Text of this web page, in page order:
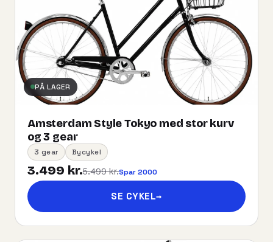
PÅ LAGER
Amsterdam Style Tokyo med stor kurv
og 3 gear
3 gear Bycykel
3.499 kr.5.499 kr.Spar 2000
SE CYKEL→